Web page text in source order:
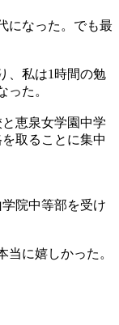
になった。でも最
、私は1時間の勉
た。
恵泉女学園中学
取ることに集中
院中等部を受け
に嬉しかった。